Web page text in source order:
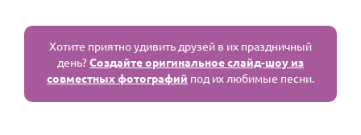
Хотите приятно удивить друзей в их праздничный
день?Создайте оригинальное слайд-шоу из
совместных фотографий под их любимые песни.